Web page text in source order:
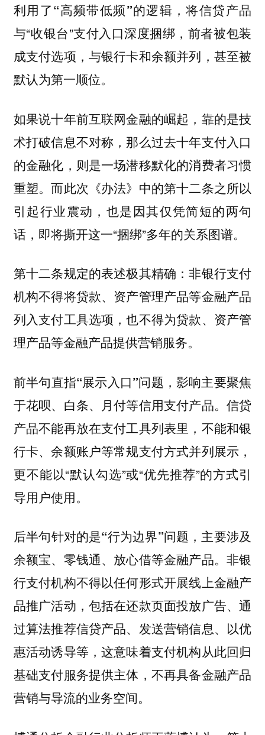
利用了“高频带低频”的逻辑，将信贷产品
与“收银台”支付入口深度捆绑， 前者被包装
成支付选项，与银行卡和余额并列，甚至被
默认为第一顺位。
如果说十年前互联网金融的崛起，靠的是技
术打破信息不对称，那么过去十年支付入口
的金融化，则是一场潜移默化的消费者习惯
重塑。而此次《办法》中的第十二条之所以
引起行业震动，也是因其仅凭简短的两句
话，即将撕开这一“捆绑”多年的关系图谱。
第十二条规定的表述极其精确：非银行支付
机构不得将贷款、资产管理产品等金融产品
列入支付工具选项，也不得为贷款、资产管
理产品等金融产品提供营销服务。
前半句直指“展示入口”问题，影响主要聚焦
于花呗、白条、月付等信用支付产品。信贷
产品不能再放在支付工具列表里，不能和银
行卡、余额账户等常规支付方式并列展示，
更不能以“默认勾选”或“优先推荐”的方式引
导用户使用。
后半句针对的是“行为边界”问题，主要涉及
余额宝、零钱通、放心借等金融产品。非银
行支付机构不得以任何形式开展线上金融产
品推广活动，包括在还款页面投放广告、通
过算法推荐信贷产品、发送营销信息、以优
惠活动诱导等，这意味着支付机构从此回归
基础支付服务提供主体，不再具备金融产品
营销与导流的业务空间。